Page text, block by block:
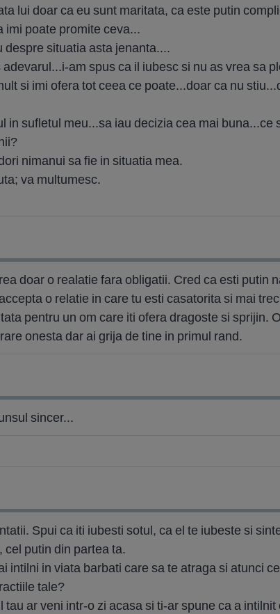
lui doar ca eu sunt maritata, ca este putin
imi poate promite ceva...
situatia asta jenanta....
am spus ca il iubesc si nu as vrea sa
si imi ofera tot ceea ce poate...doar ca nu
in sufletul meu...sa iau decizia cea mai buna...ce
nimanui sa fie in situatia mea.
va multumesc.
doar o realatie fara obligatii. Cred ca esti putin
o relatie in care tu esti casatorita si mai
pentru un om care iti ofera dragoste si sprijin.
onesta dar ai grija de tine in primul rand.
sincer...
Spui ca iti iubesti sotul, ca el te iubeste si
cel putin din partea ta.
intilni in viata barbati care sa te atraga si atunci
tale?
ar veni intr-o zi acasa si ti-ar spune ca a